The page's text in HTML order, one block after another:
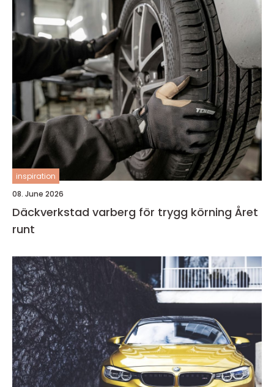
inspiration
08. June 2026
Däckverkstad varberg för trygg körning Året
runt